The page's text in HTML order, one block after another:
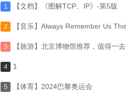
【文档】《图解TCP、IP》-第5版
【旅游】北京博物馆推荐，值得一去
1
【体育】2024巴黎奥运会